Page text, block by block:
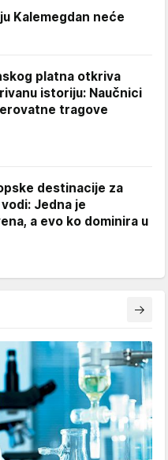
Kalemegdan neće
platna otkriva
istoriju: Naučnici
tragove
destinacije za
Jedna je
a evo ko dominira u